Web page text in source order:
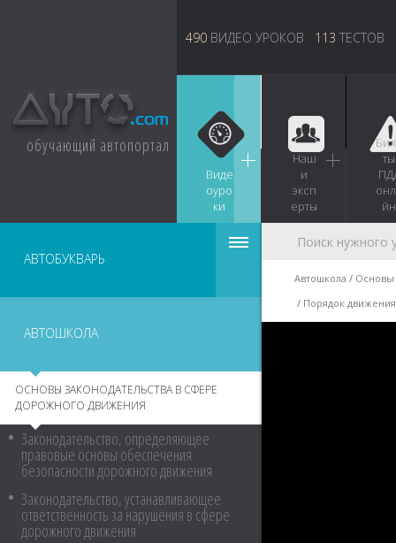
обучающий автопортал
490 ВИДЕО УРОКОВ 113 ТЕСТОВ
Виде
оуро
ки
Наш
и
эксп
ерты
ты
йн
АВТОБУКВАРЬ
АВТОШКОЛА
ОСНОВЫ ЗАКОНОДАТЕЛЬСТВА В СФЕРЕ
ДОРОЖНОГО ДВИЖЕНИЯ
Законодательство, определяющее
правовые основы обеспечения
безопасности дорожного движения
Законодательство, устанавливающее
ответственность за нарушения в сфере
дорожного движения
Автошкола
Основы
Порядок